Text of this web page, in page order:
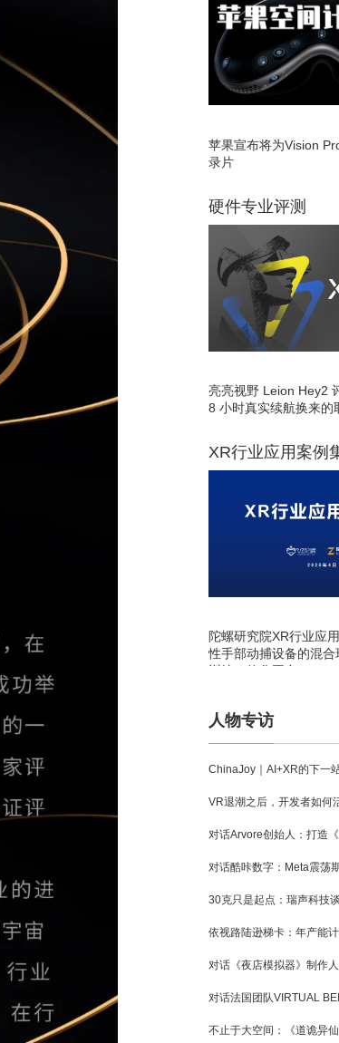
苹果宣布将为Vision
录片
硬件专业评测
亮亮视野 Leion Hey2
8 小时真实续航换来的
XR行业应用案例
陀螺研究院XR行业应
性手部动捕设备的混
训练一体化平台
人物专访